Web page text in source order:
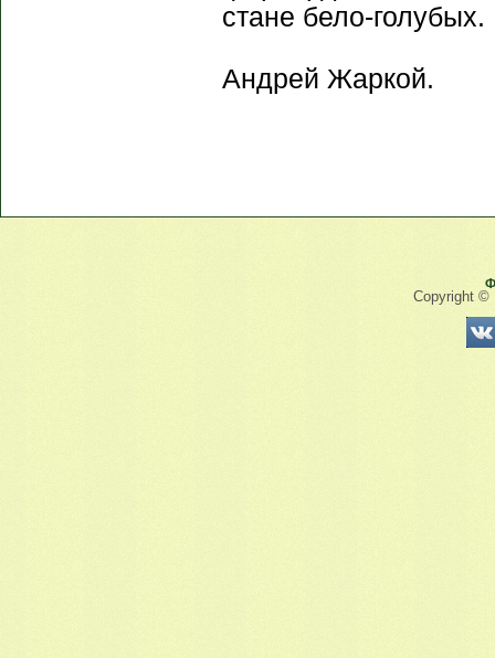
стане бело-голубых.
Андрей Жаркой.
Copyright ©